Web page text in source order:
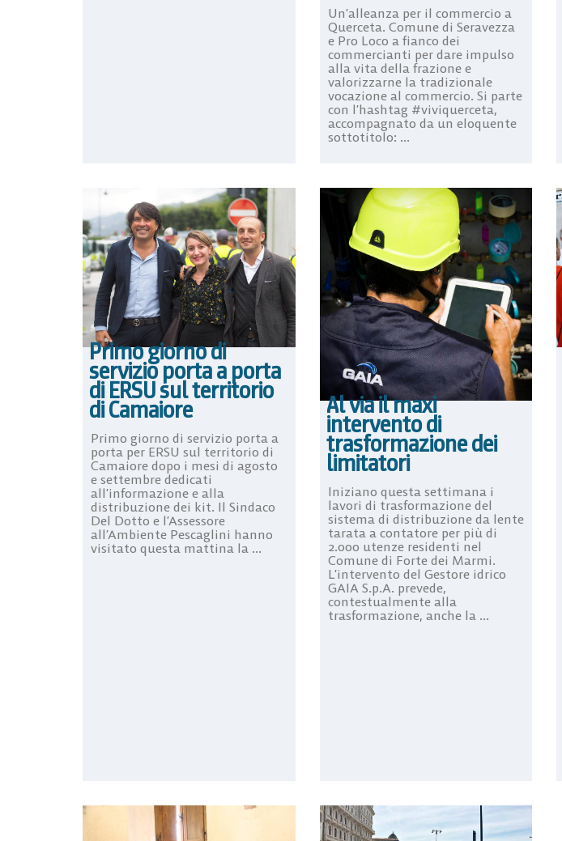
Un’alleanza per il commercio a
Querceta. Comune di Seravezza
e Pro Loco a fianco dei
commercianti per dare impulso
alla vita della frazione e
valorizzarne la tradizionale
vocazione al commercio. Si parte
con l’hashtag #viviquerceta,
accompagnato da un eloquente
sottotitolo: ...
Primo giorno di
servizio porta a porta
di ERSU sul territorio
di Camaiore
Primo giorno di servizio porta a
porta per ERSU sul territorio di
Camaiore dopo i mesi di agosto
e settembre dedicati
all’informazione e alla
distribuzione dei kit. Il Sindaco
Del Dotto e l’Assessore
all’Ambiente Pescaglini hanno
visitato questa mattina la ...
Al via il maxi
intervento di
trasformazione dei
limitatori
Iniziano questa settimana i
lavori di trasformazione del
sistema di distribuzione da lente
tarata a contatore per più di
2.000 utenze residenti nel
Comune di Forte dei Marmi.
L’intervento del Gestore idrico
GAIA S.p.A. prevede,
contestualmente alla
trasformazione, anche la ...